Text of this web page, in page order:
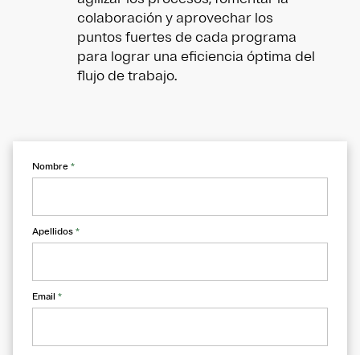
colaboración y aprovechar los
puntos fuertes de cada programa
para lograr una eficiencia óptima del
flujo de trabajo.
Nombre *
Apellidos *
Email *